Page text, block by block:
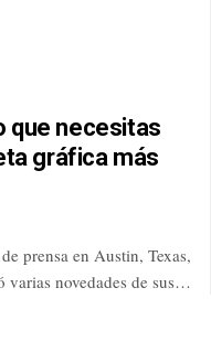
que necesitas
gráfica más
prensa en Austin, Texas,
varias novedades de sus…